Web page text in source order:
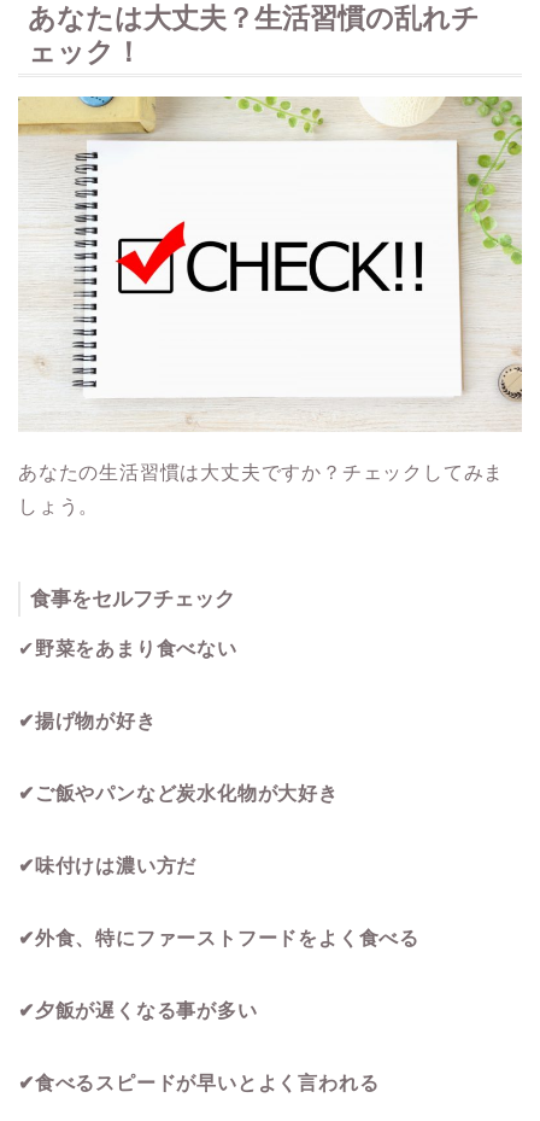
あなたは大丈夫？生活習慣の乱れチ
ェック！
あなたの生活習慣は大丈夫ですか？チェックしてみま
しょう。
食事をセルフチェック
✔︎野菜をあまり食べない
✔︎揚げ物が好き
✔︎ご飯やパンなど炭水化物が大好き
✔︎味付けは濃い方だ
✔︎外食、特にファーストフードをよく食べる
✔︎夕飯が遅くなる事が多い
✔︎食べるスピードが早いとよく言われる